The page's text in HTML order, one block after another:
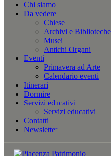
Chi siamo
Da vedere
Chiese
Archivi e Biblioteche
Musei
Antichi Organi
Eventi
Primavera ad Arte
Calendario eventi
Itinerari
Dormire
Servizi educativi
Servizi educativi
Contatti
Newsletter